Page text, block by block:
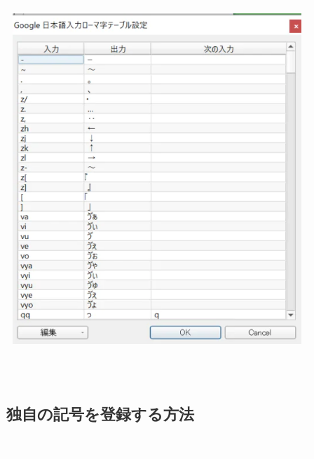
独自の記号を登録する方法